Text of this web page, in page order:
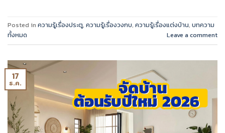
Posted in ความรู้เรื่องประตู, ความรู้เรื่องวงกบ, ความรู้เรื่องแต่งบ้าน, บทความ
ทั้งหมด
Leave a comment
17
ธ.ค.